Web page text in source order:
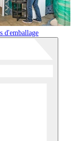
d'emballage